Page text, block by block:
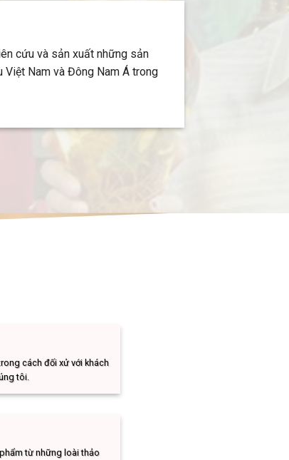
cứu và sản xuất những sản
Nam và Đông Nam Á trong
cách đối xử với khách
tôi.
từ những loài thảo